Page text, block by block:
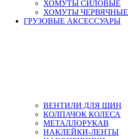
ХОМУТЫ СИЛОВЫЕ
ХОМУТЫ ЧЕРВЯЧНЫЕ
ГРУЗОВЫЕ АКСЕССУАРЫ
ВЕНТИЛИ ДЛЯ ШИН
КОЛПАЧОК КОЛЕСА
МЕТАЛЛОРУКАВ
НАКЛЕЙКИ-ЛЕНТЫ